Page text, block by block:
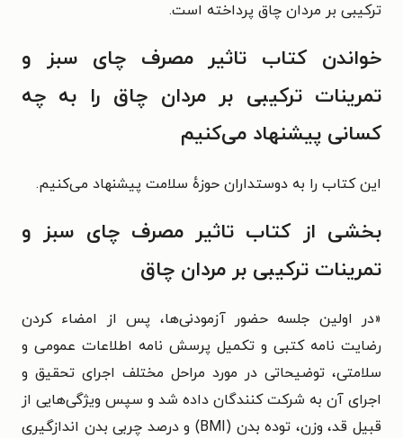
ترکیبی بر مردان چاق پرداخته است.
خواندن کتاب تاثیر مصرف چای سبز و
تمرینات ترکیبی بر مردان چاق را به چه
کسانی پیشنهاد می‌کنیم
این کتاب را به دوستداران حوزهٔ سلامت پیشنهاد می‌کنیم.
بخشی از کتاب تاثیر مصرف چای سبز و
تمرینات ترکیبی بر مردان چاق
«در اولین جلسه حضور آزمودنی‌ها، پس از امضاء کردن
رضایت نامه کتبی و تکمیل پرسش نامه اطلاعات عمومی و
سلامتی، توضیحاتی در مورد مراحل مختلف اجرای تحقیق و
اجرای آن به شرکت کنندگان داده شد و سپس ویژگی‌هایی از
قبیل قد، وزن، توده بدن (BMI) و درصد چربی بدن اندازگیری